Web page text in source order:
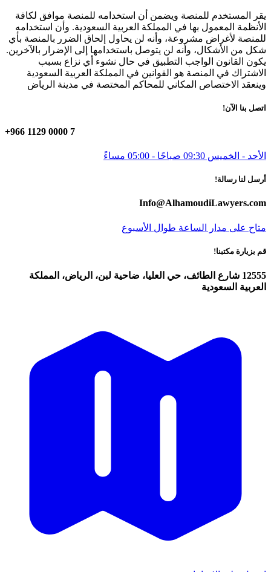
يقر المستخدم للمنصة ويضمن أن استخدامه للمنصة موافق لكافة
الأنظمة المعمول بها في المملكة العربية السعودية. وأن استخدامه
للمنصة لأغراض مشروعة، وأنه لن يحاول إلحاق الضرر بالمنصة بأي
شكل من الأشكال، وأنه لن يتوصل باستخدامها إلى الإضرار بالآخرين.
يكون القانون الواجب التطبيق في حال نشوء أي نزاع بسبب
الاشتراك في المنصة هو القوانين في المملكة العربية السعودية
وينعقد الاختصاص المكاني للمحاكم المختصة في مدينة الرياض
اتصل بنا الآن!
+966 1129 0000 7
الأحد - الخميس 09:30 صباحًا - 05:00 مساءً
أرسل لنا رسالة!
Info@AlhamoudiLawyers.com
متاح على مدار الساعة طوال الأسبوع
قم بزيارة مكتبنا!
12555 شارع الطائف، حي العليا، ضاحية لبن، الرياض، المملكة
العربية السعودية